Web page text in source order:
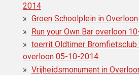
2014
Groen Schoolplein in
Run your Own Bar overloon
toerrit Oldtimer Bromfietsclub
overloon 05-10-2014
Vrijheidsmonument in